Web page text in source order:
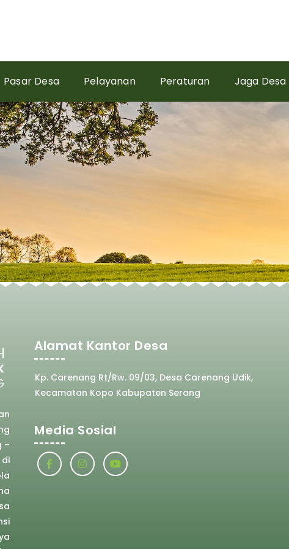
Pasar Desa Pelayanan Peraturan Jaga Desa
–
Alamat Kantor Desa
Kp. Carenang Rt/Rw. 09/03, Desa Carenang Udik,
Kecamatan Kopo Kabupaten Serang
Media Sosial